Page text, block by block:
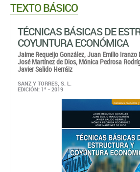
TEXTO BÁSICO
TÉCNICAS BÁSICAS DE
COYUNTURA ECONÓMICA
Jaime Requeijo González,Juan Emilio Iranzo
José Martínez de Dios, Mónica Pedrosa
Javier Salido Herráiz
SANZ Y TORRES, S. L.
EDICIÓN: 1ª - 2019